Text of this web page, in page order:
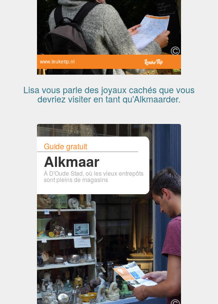
www.leuketip.nl
Lisa vous parle des joyaux cachés que vous
devriez visiter en tant qu'Alkmaarder.
Guide gratuit
Alkmaar
À D'Oude Stad, où les vieux entrepôts
sont pleins de magasins